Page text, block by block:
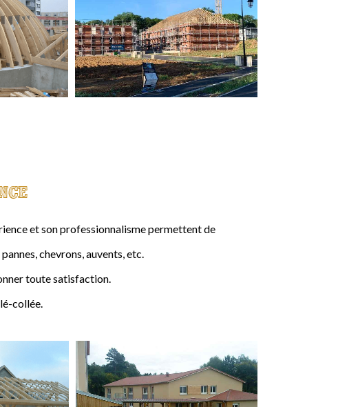
et son professionnalisme permettent de
chevrons, auvents, etc.
toute satisfaction.
collée.